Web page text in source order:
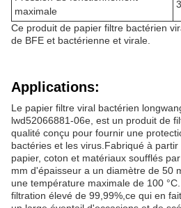
maximale
Ce produit de papier filtre bactérien
de BFE et bactérienne et virale.
Applications:
Le papier filtre viral bactérien
lwd52066881-06e, est un produit de
qualité conçu pour fournir une
bactéries et les virus.Fabriqué à
papier, coton et matériaux soufflés
mm d'épaisseur a un diamètre de 50
une température maximale de 100
filtration élevé de 99,99%,ce qui en